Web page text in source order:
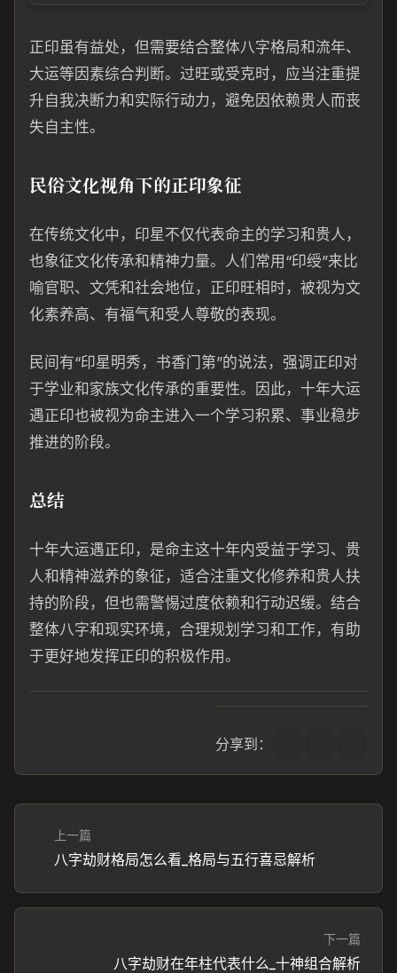
正印虽有益处，但需要结合整体八字格局和流年、
大运等因素综合判断。过旺或受克时，应当注重提
升自我决断力和实际行动力，避免因依赖贵人而丧
失自主性。
民俗文化视角下的正印象征
在传统文化中，印星不仅代表命主的学习和贵人，
也象征文化传承和精神力量。人们常用“印绶”来比
喻官职、文凭和社会地位，正印旺相时，被视为文
化素养高、有福气和受人尊敬的表现。
民间有“印星明秀，书香门第”的说法，强调正印对
于学业和家族文化传承的重要性。因此，十年大运
遇正印也被视为命主进入一个学习积累、事业稳步
推进的阶段。
总结
十年大运遇正印，是命主这十年内受益于学习、贵
人和精神滋养的象征，适合注重文化修养和贵人扶
持的阶段，但也需警惕过度依赖和行动迟缓。结合
整体八字和现实环境，合理规划学习和工作，有助
于更好地发挥正印的积极作用。
分享到：
上一篇
八字劫财格局怎么看_格局与五行喜忌解析
下一篇
八字劫财在年柱代表什么_十神组合解析